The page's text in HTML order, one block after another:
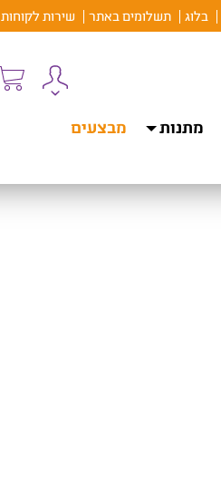
בלוג תשלומים באתר שירות לקוחות
מתנות
מבצעים